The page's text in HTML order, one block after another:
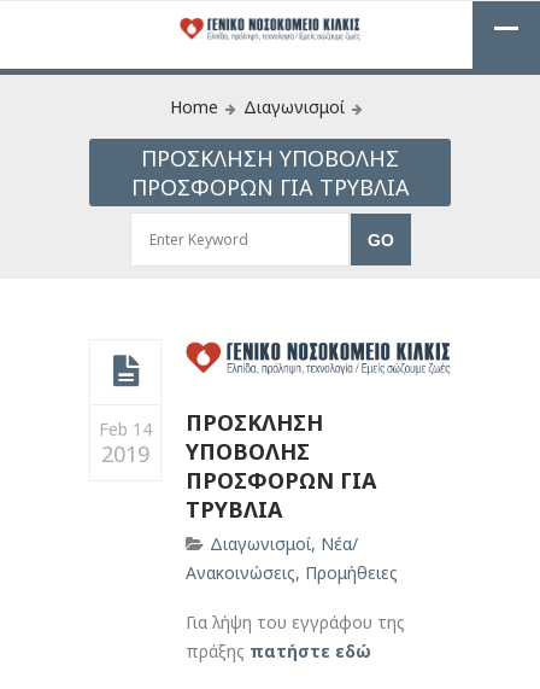
Home Διαγωνισμοί
ΠΡΟΣΚΛΗΣΗ ΥΠΟΒΟΛΗΣ
ΠΡΟΣΦΟΡΩΝ ΓΙΑ ΤΡΥΒΛΙΑ
Feb 14
2019
ΠΡΟΣΚΛΗΣΗ
ΥΠΟΒΟΛΗΣ
ΠΡΟΣΦΟΡΩΝ ΓΙΑ
ΤΡΥΒΛΙΑ
Διαγωνισμοί, Νέα/
Ανακοινώσεις, Προμήθειες
Για λήψη του εγγράφου της
πράξης πατήστε εδώ